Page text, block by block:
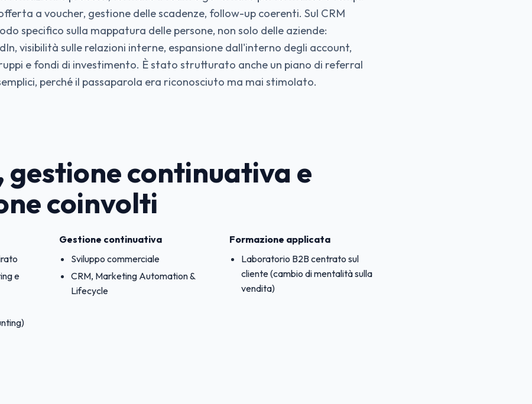
a voucher, gestione delle scadenze, follow-up coerenti. Sul CRM
specifico sulla mappatura delle persone, non solo delle aziende:
visibilità sulle relazioni interne, espansione dall'interno degli account,
e fondi di investimento. È stato strutturato anche un piano di referral
perché il passaparola era riconosciuto ma mai stimolato.
gestione continuativa e
coinvolti
e
Gestione continuativa
Sviluppo commerciale
CRM, Marketing Automation &
Lifecycle
Formazione applicata
Laboratorio B2B centrato sul
cliente (cambio di mentalità sulla
vendita)